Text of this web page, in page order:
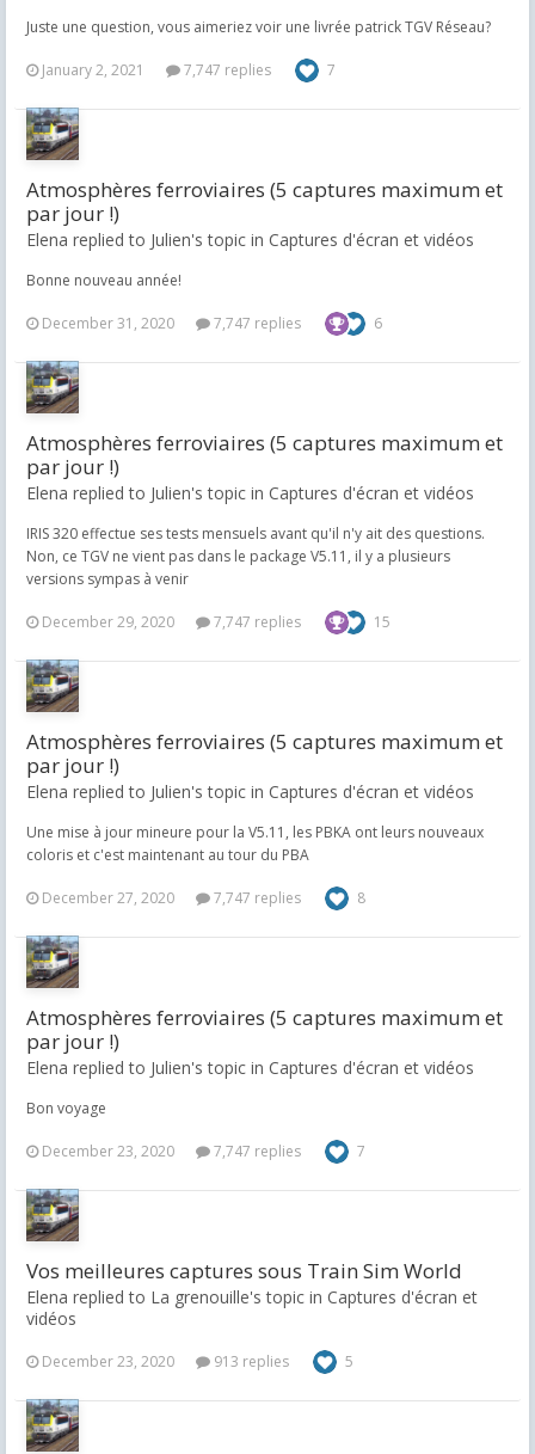
Juste une question, vous aimeriez voir une livrée patrick TGV Réseau?
January 2, 2021 7,747 replies 7
Atmosphères ferroviaires (5 captures maximum et
par jour !)
Elena replied to Julien's topic in Captures d'écran et vidéos
Bonne nouveau année!
December 31, 2020 7,747 replies 6
Atmosphères ferroviaires (5 captures maximum et
par jour !)
Elena replied to Julien's topic in Captures d'écran et vidéos
IRIS 320 effectue ses tests mensuels avant qu'il n'y ait des questions.
Non, ce TGV ne vient pas dans le package V5.11, il y a plusieurs
versions sympas à venir
December 29, 2020 7,747 replies 15
Atmosphères ferroviaires (5 captures maximum et
par jour !)
Elena replied to Julien's topic in Captures d'écran et vidéos
Une mise à jour mineure pour la V5.11, les PBKA ont leurs nouveaux
coloris et c'est maintenant au tour du PBA
December 27, 2020 7,747 replies 8
Atmosphères ferroviaires (5 captures maximum et
par jour !)
Elena replied to Julien's topic in Captures d'écran et vidéos
Bon voyage
December 23, 2020 7,747 replies 7
Vos meilleures captures sous Train Sim World
Elena replied to La grenouille's topic in Captures d'écran et
vidéos
December 23, 2020 913 replies 5